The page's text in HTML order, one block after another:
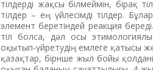
тілдерді жақсы білмеймін, бірақ
тілдер – ең үйлесімді тілдер.
элемент беретіндей реакция
тіл болса, дәл осы
оқытып-үйретудің емлеге қатысы
қазақтар, бірнше жыл бойы